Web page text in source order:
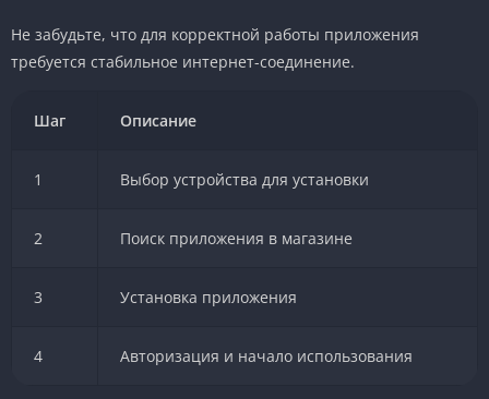
Не забудьте, что для корректной работы приложения
требуется стабильное интернет-соединение.
Шаг Описание
1 Выбор устройства для установки
2 Поиск приложения в магазине
3 Установка приложения
4 Авторизация и начало использования